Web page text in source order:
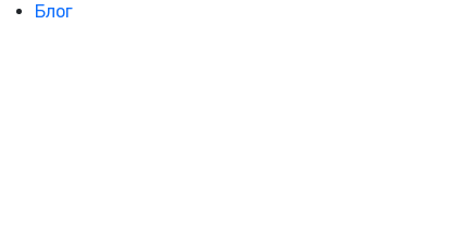
Блог